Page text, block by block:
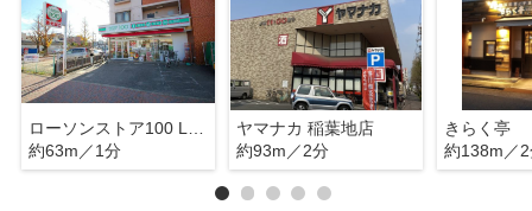
約63m／1分
ヤマナカ 稲葉地店
約93m／2分
きらく亭
約138m／